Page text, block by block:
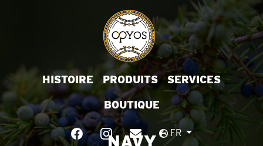
HISTOIRE PRODUITS SERVICES
BOUTIQUE
FR
NAVY